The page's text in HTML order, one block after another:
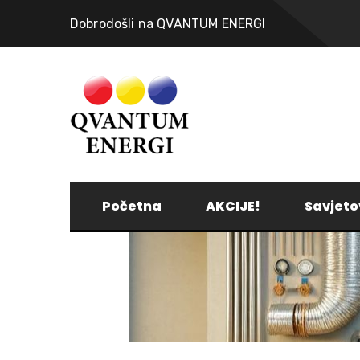
Dobrodošli na QVANTUM ENERGI
Početna AKCIJE!